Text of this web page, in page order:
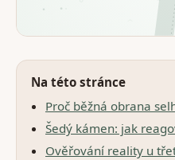
Na této stránce
Proč běžná obrana
Šedý kámen: jak
Ověřování reality u